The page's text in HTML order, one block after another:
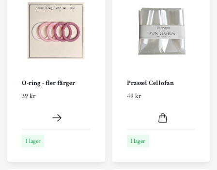
O-ring - fler färger
39 kr
I lager
Prassel Cellofan
49 kr
I lager